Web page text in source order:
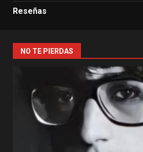
Reseñas
NO TE PIERDAS